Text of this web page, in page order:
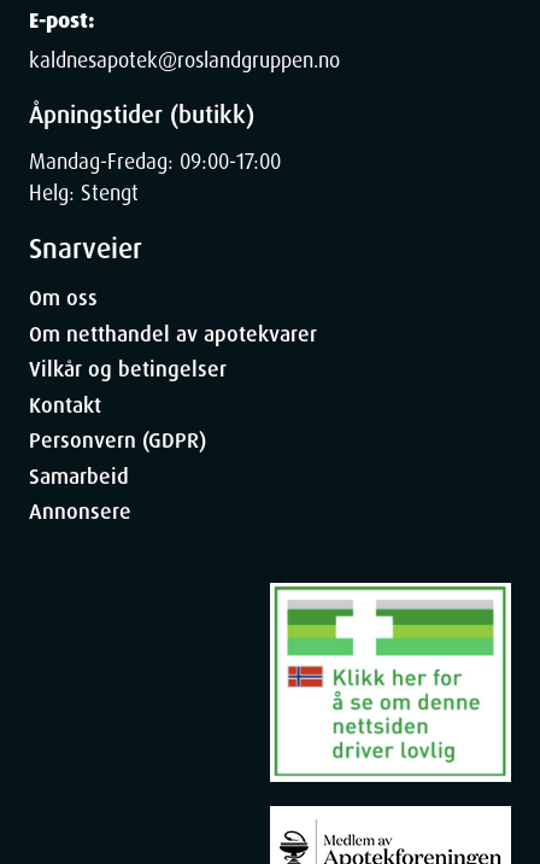
E-post:
kaldnesapotek@roslandgruppen.no
Åpningstider (butikk)
Mandag-Fredag: 09:00-17:00
Helg: Stengt
Snarveier
Om oss
Om netthandel av apotekvarer
Vilkår og betingelser
Kontakt
Personvern (GDPR)
Samarbeid
Annonsere